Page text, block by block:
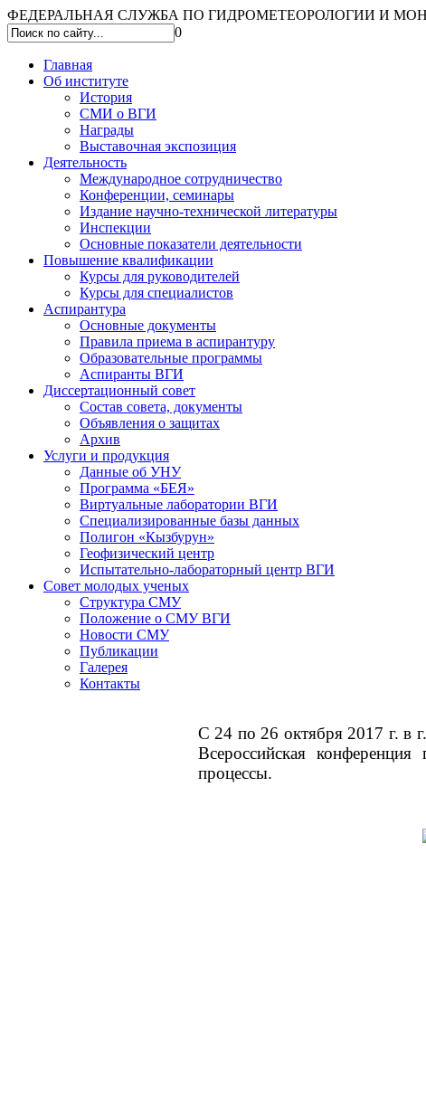
ФЕДЕРАЛЬНАЯ СЛУЖБА ПО ГИДРОМЕТЕОРОЛОГИИ И
0
Главная
Об институте
История
СМИ о ВГИ
Награды
Выставочная экспозиция
Деятельность
Международное сотрудничество
Конференции, семинары
Издание научно-технической литературы
Инспекции
Основные показатели деятельности
Повышение квалификации
Курсы для руководителей
Курсы для специалистов
Аспирантура
Основные документы
Правила приема в аспирантуру
Образовательные программы
Аспиранты ВГИ
Диссертационный совет
Состав совета, документы
Объявления о защитах
Архив
Услуги и продукция
Данные об УНУ
Программа «БЕЯ»
Виртуальные лаборатории ВГИ
Специализированные базы данных
Полигон «Кызбурун»
Геофизический центр
Испытательно-лабораторный центр ВГИ
Совет молодых ученых
Структура СМУ
Положение о СМУ ВГИ
Новости СМУ
Публикации
Галерея
Контакты
С 24 по 26 октября 2017 г. в
Всероссийская
процессы.